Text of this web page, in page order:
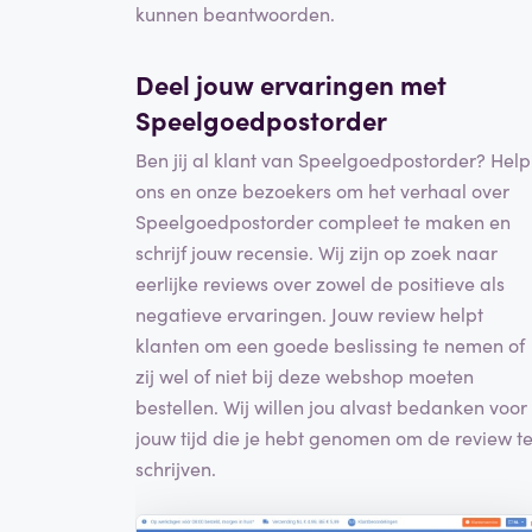
kunnen beantwoorden.
Deel jouw ervaringen met
Speelgoedpostorder
Ben jij al klant van Speelgoedpostorder? Help
ons en onze bezoekers om het verhaal over
Speelgoedpostorder compleet te maken en
schrijf jouw recensie. Wij zijn op zoek naar
eerlijke reviews over zowel de positieve als
negatieve ervaringen. Jouw review helpt
klanten om een goede beslissing te nemen of
zij wel of niet bij deze webshop moeten
bestellen. Wij willen jou alvast bedanken voor
jouw tijd die je hebt genomen om de review te
schrijven.